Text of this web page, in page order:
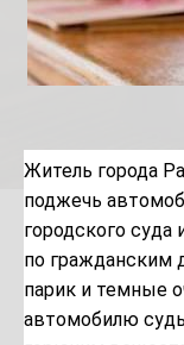
Житель города
поджечь
городского суда
по гражданским
парик и темные
автомобилю